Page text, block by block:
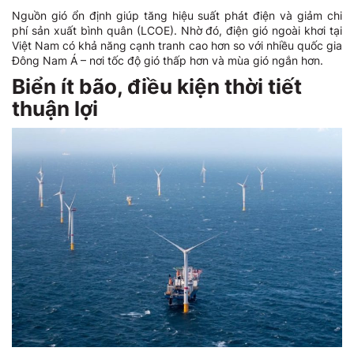
Nguồn gió ổn định giúp tăng hiệu suất phát điện và giảm chi
phí sản xuất bình quân (LCOE). Nhờ đó, điện gió ngoài khơi tại
Việt Nam có khả năng cạnh tranh cao hơn so với nhiều quốc gia
Đông Nam Á – nơi tốc độ gió thấp hơn và mùa gió ngắn hơn.
Biển ít bão, điều kiện thời tiết
thuận lợi